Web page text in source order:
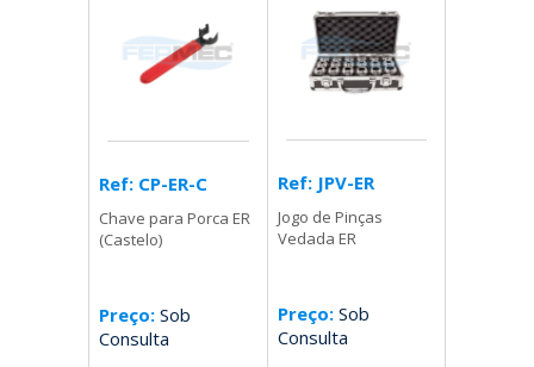
Ref: CP-ER-C
Chave para Porca ER
(Castelo)
Preço: Sob
Consulta
Ref: JPV-ER
Jogo de Pinças
Vedada ER
Preço:Sob
Consulta